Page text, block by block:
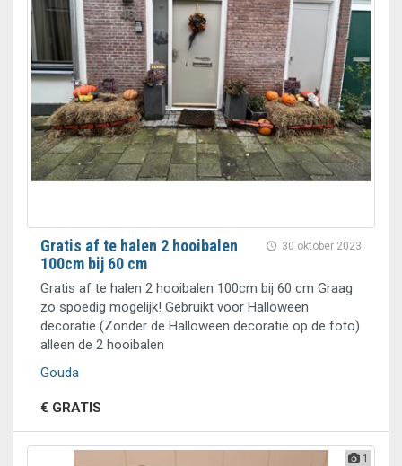
30 oktober 2023
Gratis af te halen 2 hooibalen
100cm bij 60 cm
Gratis af te halen 2 hooibalen 100cm bij 60 cm Graag
zo spoedig mogelijk! Gebruikt voor Halloween
decoratie (Zonder de Halloween decoratie op de foto)
alleen de 2 hooibalen
Gouda
€ GRATIS
1